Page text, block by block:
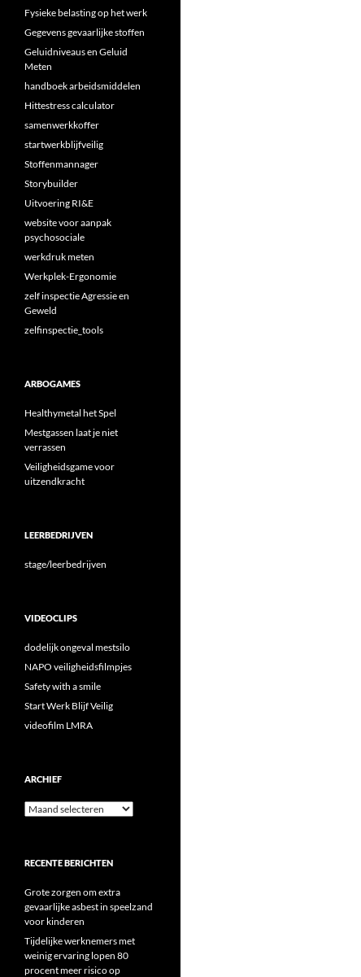
Fysieke belasting op het werk
Gegevens gevaarlijke stoffen
Geluidniveaus en Geluid
Meten
handboek arbeidsmiddelen
Hittestress calculator
samenwerkkoffer
startwerkblijfveilig
Stoffenmannager
Storybuilder
Uitvoering RI&E
website voor aanpak
psychosociale
werkdruk meten
Werkplek-Ergonomie
zelf inspectie Agressie en
Geweld
zelfinspectie_tools
ARBOGAMES
Healthymetal het Spel
Mestgassen laat je niet
verrassen
Veiligheidsgame voor
uitzendkracht
LEERBEDRIJVEN
stage/leerbedrijven
VIDEOCLIPS
dodelijk ongeval mestsilo
NAPO veiligheidsfilmpjes
Safety with a smile
Start Werk Blijf Veilig
videofilm LMRA
ARCHIEF
Archief
RECENTE BERICHTEN
Grote zorgen om extra
gevaarlijke asbest in speelzand
voor kinderen
Tijdelijke werknemers met
weinig ervaring lopen 80
procent meer risico op